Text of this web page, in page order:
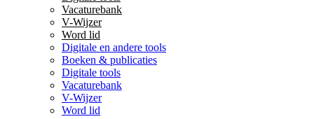
Vacaturebank
V-Wijzer
Word lid
Digitale en andere tools
Boeken & publicaties
Digitale tools
Vacaturebank
V-Wijzer
Word lid